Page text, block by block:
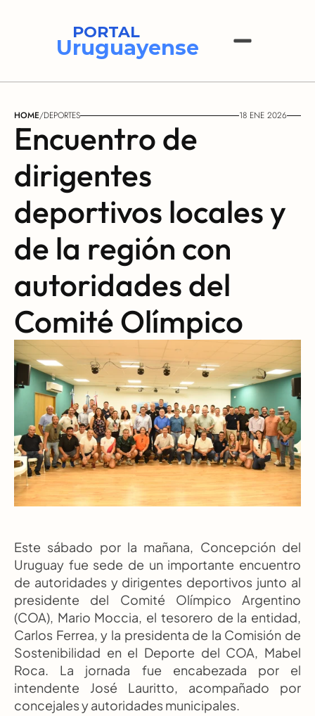
PORTAL
Uruguayense
HOME/DEPORTES 18 ENE 2026
Encuentro de
dirigentes
deportivos locales y
de la región con
autoridades del
Comité Olímpico
Este sábado por la mañana, Concepción del
Uruguay fue sede de un importante encuentro
de autoridades y dirigentes deportivos junto al
presidente del Comité Olímpico Argentino
(COA), Mario Moccia, el tesorero de la entidad,
Carlos Ferrea, y la presidenta de la Comisión de
Sostenibilidad en el Deporte del COA, Mabel
Roca. La jornada fue encabezada por el
intendente José Lauritto, acompañado por
concejales y autoridades municipales.